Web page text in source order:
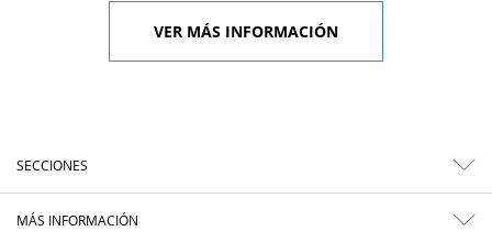
VER MÁS INFORMACIÓN
SECCIONES
MÁS INFORMACIÓN